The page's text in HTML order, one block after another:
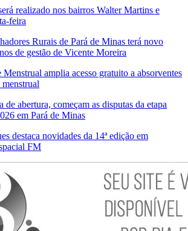
realizado nos bairros Walter Martins e
feira
Rurais de Pará de Minas terá novo
de gestão de Vicente Moreira
amplia acesso gratuito a absorventes
menstrual
abertura, começam as disputas da etapa
em Pará de Minas
destaca novidades da 14ª edição em
FM